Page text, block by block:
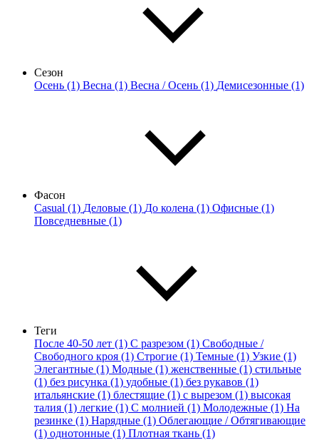
Сезон
Осень (1) Весна (1) Весна / Осень (1) Демисезонные (1)
Фасон
Casual (1) Деловые (1) До колена (1) Офисные (1)
Повседневные (1)
Теги
После 40-50 лет (1) С разрезом (1) Свободные /
Свободного кроя (1) Строгие (1) Темные (1) Узкие (1)
Элегантные (1) Модные (1) женственные (1) стильные
(1) без рисунка (1) удобные (1) без рукавов (1)
итальянские (1) блестящие (1) с вырезом (1) высокая
талия (1) легкие (1) С молнией (1) Молодежные (1) На
резинке (1) Нарядные (1) Облегающие / Обтягивающие
(1) однотонные (1) Плотная ткань (1)